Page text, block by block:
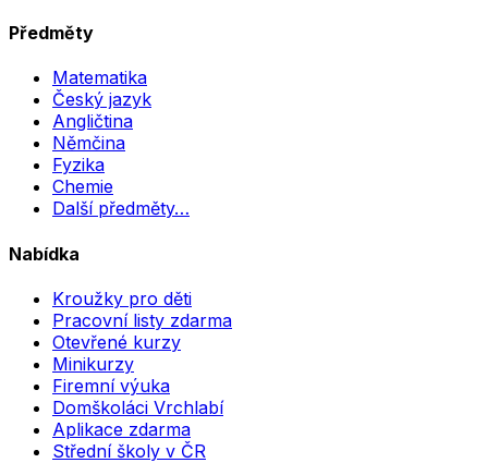
Předměty
Matematika
Český jazyk
Angličtina
Němčina
Fyzika
Chemie
Další předměty…
Nabídka
Kroužky pro děti
Pracovní listy zdarma
Otevřené kurzy
Minikurzy
Firemní výuka
Domškoláci Vrchlabí
Aplikace zdarma
Střední školy v ČR